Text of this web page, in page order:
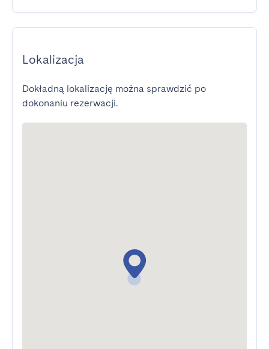
Lokalizacja
Dokładną lokalizację można sprawdzić po
dokonaniu rezerwacji.